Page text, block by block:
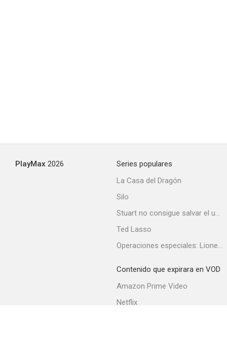
PlayMax 2026
Series populares
La Casa del Dragón
Silo
Stuart no consigue salvar el universo
Ted Lasso
Operaciones especiales: Lioness
Contenido que expirara en VOD
Amazon Prime Video
Netflix